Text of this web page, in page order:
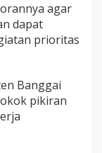
agar
dapat
prioritas
Banggai
pikiran